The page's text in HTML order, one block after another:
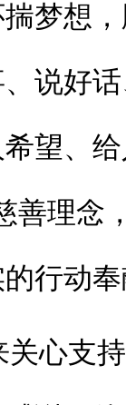
梦想
说好
望、
善理念
行动
心支